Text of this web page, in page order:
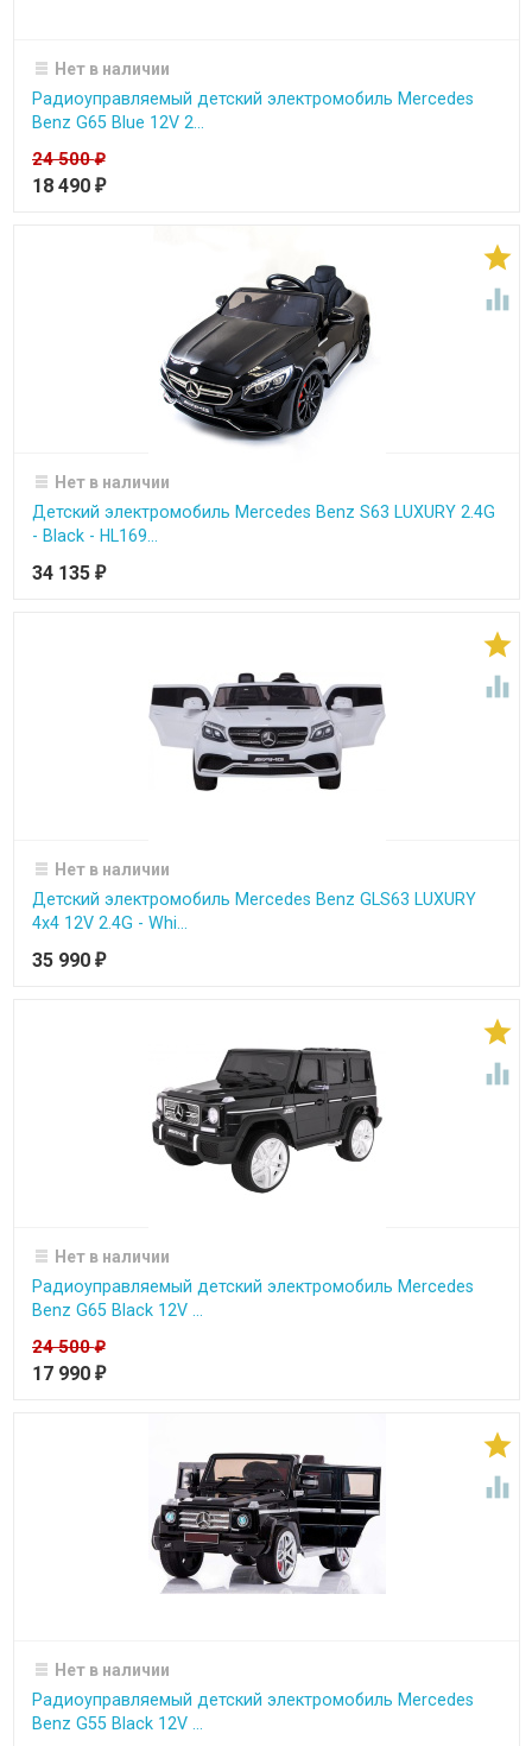
Нет в наличии
Радиоуправляемый детский электромобиль Mercedes
Benz G65 Blue 12V 2...
24 500₽
18 490 ₽


Нет в наличии
Детский электромобиль Mercedes Benz S63 LUXURY 2.4G
- Black - HL169...
34 135 ₽


Нет в наличии
Детский электромобиль Mercedes Benz GLS63 LUXURY
4x4 12V 2.4G - Whi...
35 990 ₽


Нет в наличии
Радиоуправляемый детский электромобиль Mercedes
Benz G65 Black 12V ...
24 500₽
17 990 ₽


Нет в наличии
Радиоуправляемый детский электромобиль Mercedes
Benz G55 Black 12V ...